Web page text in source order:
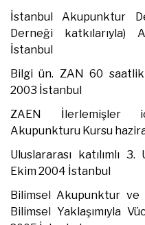
İstanbul Akupunktur
Derneği katkılarıyla)
İstanbul
Bilgi ün. ZAN 60
2003 İstanbul
ZAEN İlerlemişler
Akupunkturu Kursu
Uluslararası katılımlı
Ekim 2004 İstanbul
Bilimsel Akupunktur ve
Bilimsel Yaklaşımıyla